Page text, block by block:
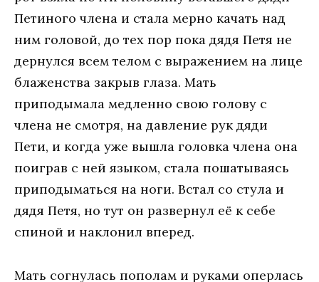
Петиного члена и стала мерно качать над
ним головой, до тех пор пока дядя Петя не
дернулся всем телом с выражением на лице
блаженства закрыв глаза. Мать
приподымала медленно свою голову с
члена не смотря, на давление рук дяди
Пети, и когда уже вышла головка члена она
поиграв с ней языком, стала пошатываясь
приподыматься на ноги. Встал со стула и
дядя Петя, но тут он развернул её к себе
спиной и наклонил вперед.
Мать согнулась пополам и руками оперлась